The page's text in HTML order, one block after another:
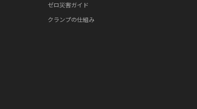
ゼロ災害ガイド
クランプの仕組み